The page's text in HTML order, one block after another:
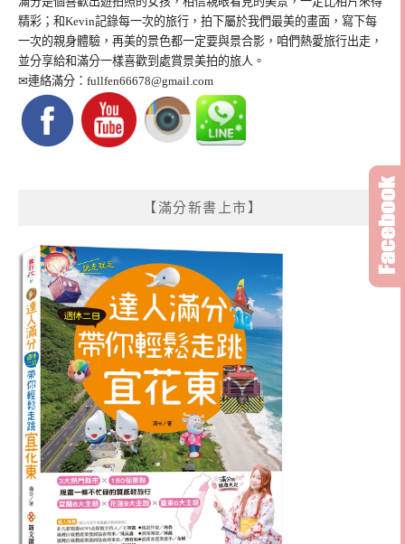
精彩；和Kevin記錄每一次的旅行，拍下屬於我們最美的畫面，寫下每
一次的親身體驗，再美的景色都一定要與景合影，咱們熱愛旅行出走，
並分享給和滿分一樣喜歡到處賞景美拍的旅人。
✉連絡滿分： fullfen66678@gmail.com
【滿分新書上市】